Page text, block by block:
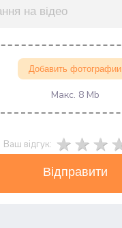
Добавить фотографии
Макс. 8 Mb
Ваш відгук:
Відправити